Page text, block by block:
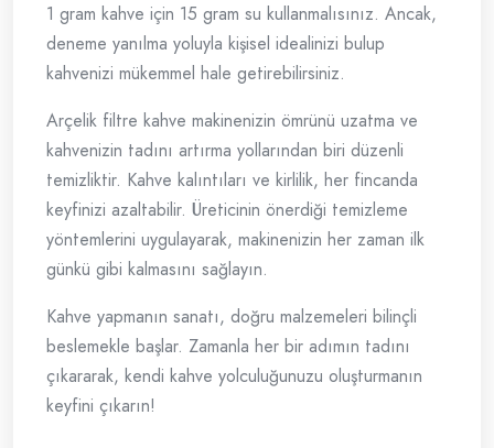
1 gram kahve için 15 gram su kullanmalısınız. Ancak,
deneme yanılma yoluyla kişisel idealinizi bulup
kahvenizi mükemmel hale getirebilirsiniz.
Arçelik filtre kahve makinenizin ömrünü uzatma ve
kahvenizin tadını artırma yollarından biri düzenli
temizliktir. Kahve kalıntıları ve kirlilik, her fincanda
keyfinizi azaltabilir. Üreticinin önerdiği temizleme
yöntemlerini uygulayarak, makinenizin her zaman ilk
günkü gibi kalmasını sağlayın.
Kahve yapmanın sanatı, doğru malzemeleri bilinçli
beslemekle başlar. Zamanla her bir adımın tadını
çıkararak, kendi kahve yolculuğunuzu oluşturmanın
keyfini çıkarın!